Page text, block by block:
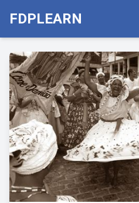
FDPLEARN